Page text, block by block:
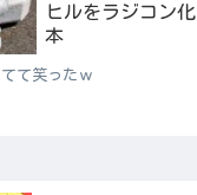
ヒルをラジコン
本
て笑ったｗ